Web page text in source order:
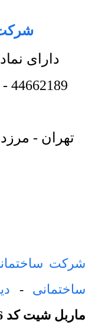
دارای
44662189
-
تهران -
شرکت
ساختمانی -
ماربل شیت کد 1456 پرشین استونیت